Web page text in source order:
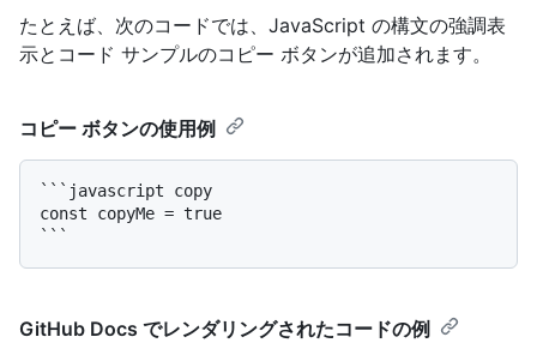
たとえば、次のコードでは、JavaScript の構文の強調表
示とコード サンプルのコピー ボタンが追加されます。
コピー ボタンの使用例
```javascript copy
const copyMe = true
GitHub Docs でレンダリングされたコードの例